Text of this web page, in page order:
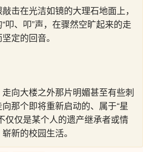
击在光洁如镜的大理石地面上，
叩、叩”声，在骤然空旷起来的走
定的回音。
向大楼之外那片明媚甚至有些刺
那个即将重新启动的、属于“星
仅是某个人的遗产继承者或情
新的校园生活。